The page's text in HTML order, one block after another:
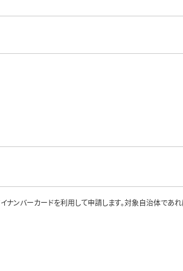
イナンバーカードを利用して申請します。対象自治体であ